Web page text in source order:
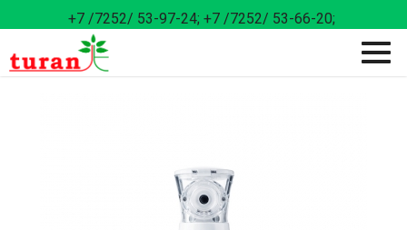
+7 /7252/ 53-97-24; +7 /7252/ 53-66-20;